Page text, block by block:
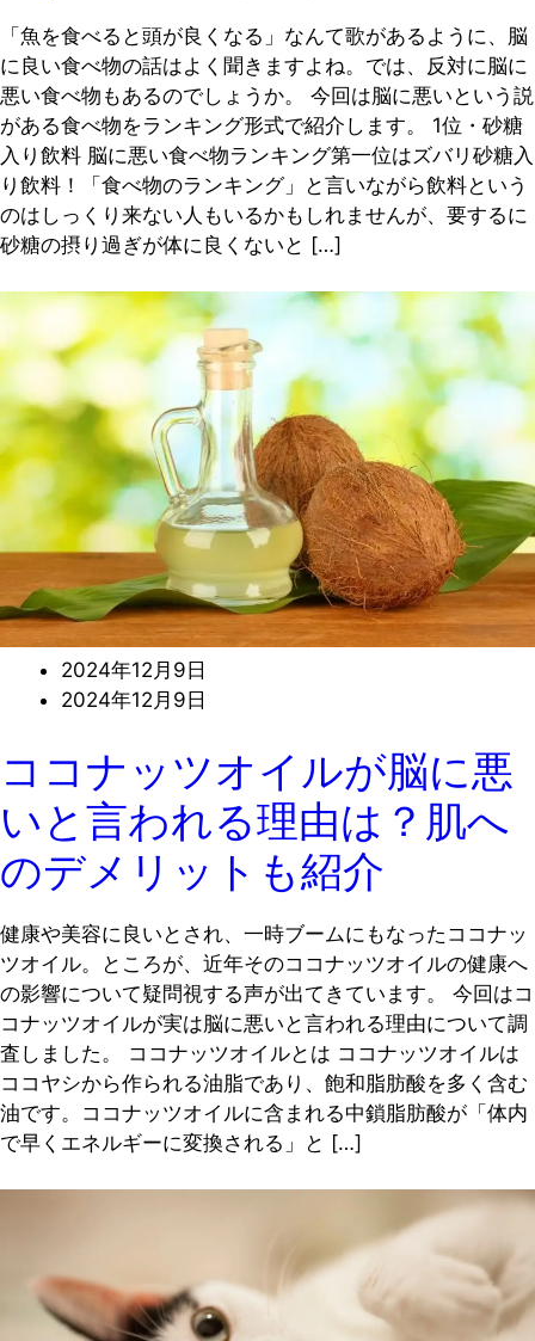
「魚を食べると頭が良くなる」なんて歌があるように、脳
に良い食べ物の話はよく聞きますよね。では、反対に脳に
悪い食べ物もあるのでしょうか。 今回は脳に悪いという説
がある食べ物をランキング形式で紹介します。 1位・砂糖
入り飲料 脳に悪い食べ物ランキング第一位はズバリ砂糖入
り飲料！「食べ物のランキング」と言いながら飲料という
のはしっくり来ない人もいるかもしれませんが、要するに
砂糖の摂り過ぎが体に良くないと […]
2024年12月9日
2024年12月9日
ココナッツオイルが脳に悪
いと言われる理由は？肌へ
のデメリットも紹介
健康や美容に良いとされ、一時ブームにもなったココナッ
ツオイル。ところが、近年そのココナッツオイルの健康へ
の影響について疑問視する声が出てきています。 今回はコ
コナッツオイルが実は脳に悪いと言われる理由について調
査しました。 ココナッツオイルとは ココナッツオイルは
ココヤシから作られる油脂であり、飽和脂肪酸を多く含む
油です。ココナッツオイルに含まれる中鎖脂肪酸が「体内
で早くエネルギーに変換される」と […]